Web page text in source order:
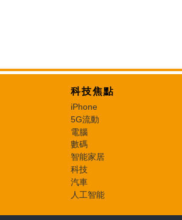
科技焦點
iPhone
5G流動
電腦
數碼
智能家居
科技
汽車
人工智能